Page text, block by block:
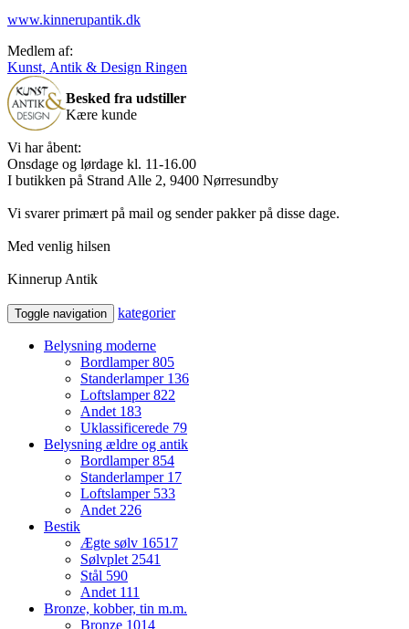
www.kinnerupantik.dk
Medlem af:
Kunst, Antik & Design Ringen
Besked fra udstiller
Kære kunde
Vi har åbent:
Onsdage og lørdage kl. 11-16.00
I butikken på Strand Alle 2, 9400 Nørresundby
Vi svarer primært på mail og sender pakker på disse dage.
Med venlig hilsen
Kinnerup Antik
Toggle navigation kategorier
Belysning moderne
Bordlamper805
Standerlamper 136
Loftslamper822
Andet 183
Uklassificerede 79
Belysning ældre og antik
Bordlamper854
Standerlamper 17
Loftslamper 533
Andet226
Bestik
Ægte sølv 16517
Sølvplet2541
Stål 590
Andet 111
Bronze, kobber, tin m.m.
Bronze 1014